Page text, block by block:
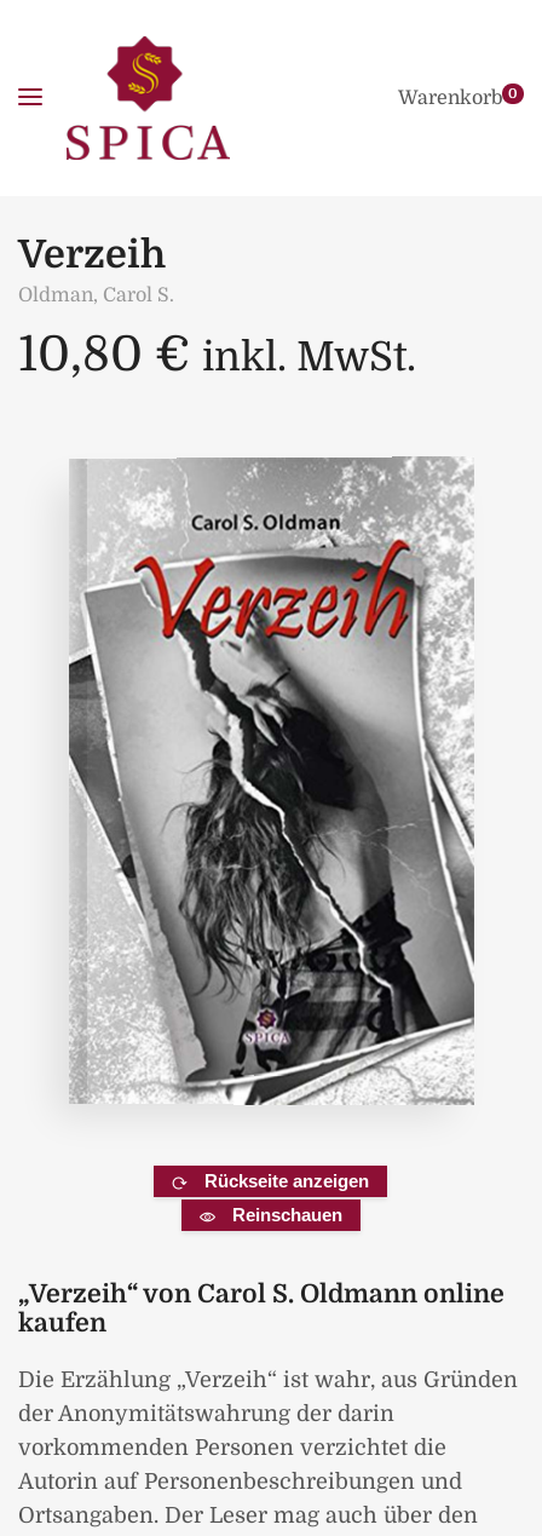
Warenkorb0
Verzeih
Oldman, Carol S.
10,80 € inkl. MwSt.
Rückseite anzeigen
Reinschauen
„Verzeih“ von Carol S. Oldmann online
kaufen
Die Erzählung „Verzeih“ ist wahr, aus Gründen
der Anonymitätswahrung der darin
vorkommenden Personen verzichtet die
Autorin auf Personenbeschreibungen und
Ortsangaben. Der Leser mag auch über den